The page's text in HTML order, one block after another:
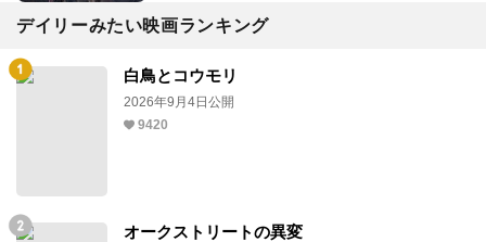
デイリーみたい映画ランキング
白鳥とコウモリ
2026年9月4日公開
9420
オークストリートの異変